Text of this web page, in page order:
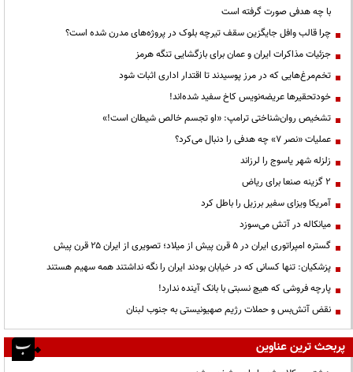
با چه هدفی صورت گرفته است
چرا قالب وافل جایگزین سقف تیرچه بلوک در پروژه‌های مدرن شده است؟
جزئیات مذاکرات ایران و عمان برای بازگشایی تنگه هرمز
تخم‌مرغ‌هایی که در مرز پوسیدند تا اقتدار اداری اثبات شود
خودتحقیرها عریضه‌نویس کاخ سفید شده‌اند!
تشخیص روان‌شناختی ترامپ: «او تجسم خالص شیطان است!»
عملیات «نصر ۷» چه هدفی را دنبال می‌کرد؟
زلزله شهر یاسوج را لرزاند
۲ گزینه صنعا برای ریاض
آمریکا ویزای سفیر برزیل را باطل کرد
میانکاله در آتش می‌سوزد
گستره امپراتوری ایران در ۵ قرن پیش از میلاد؛ تصویری از ایران ۲۵ قرن پیش
پزشکیان: تنها کسانی که در خیابان بودند ایران را نگه نداشتند همه سهیم هستند
پارچه فروشی که هیچ نسبتی با بانک آینده ندارد!
نقض آتش‌بس و حملات رژیم صهیونیستی به جنوب لبنان
پربحث ترین عناوین